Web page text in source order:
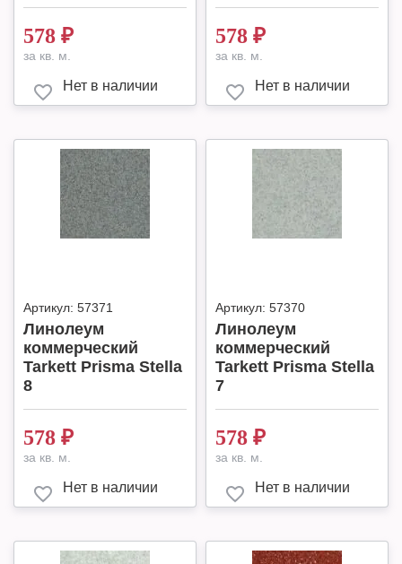
578 ₽
за кв. м.
Нет в наличии
578 ₽
за кв. м.
Нет в наличии
Артикул: 57371
Линолеум
коммерческий
Tarkett Prisma Stella
8
578 ₽
за кв. м.
Нет в наличии
Артикул: 57370
Линолеум
коммерческий
Tarkett Prisma Stella
7
578 ₽
за кв. м.
Нет в наличии